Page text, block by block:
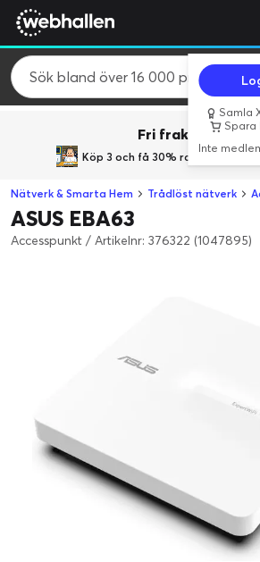
Samla
Spara
Inte
Fri frakt över
Köp 3 och få 30% rabatt med
Nätverk & Smarta Hem Trådlöst nätverk
ASUS EBA63
Accesspunkt / Artikelnr: 376322 (1047895)